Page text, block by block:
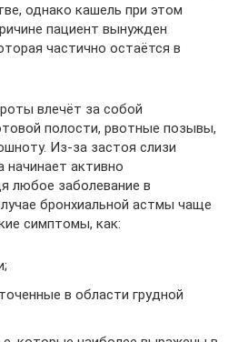
однако кашель при этом
пациент вынужден
частично остаётся в
влечёт за собой
полости, рвотные позывы,
Из-за застоя слизи
начинает активно
любое заболевание в
бронхиальной астмы чаще
симптомы, как:
в области грудной